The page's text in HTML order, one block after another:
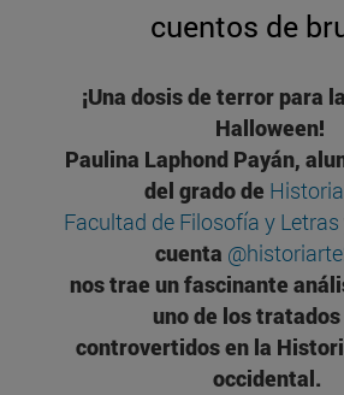
cuentos de
¡Una dosis de terror para
Halloween!
Paulina Laphond Payán,
del grado de Historia
Facultad de Filosofía y Letras
cuenta
nos trae un fascinante
uno de los
controvertidos en la
occidental.